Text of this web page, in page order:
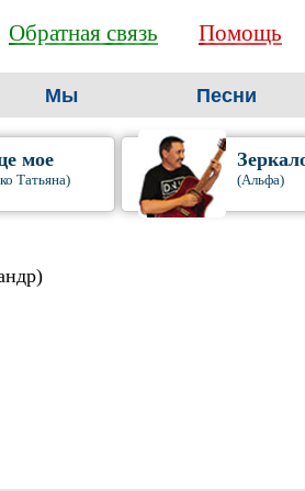
Обратная связь Помощь
Мы Песни
мое
Татьяна) (Альфа)